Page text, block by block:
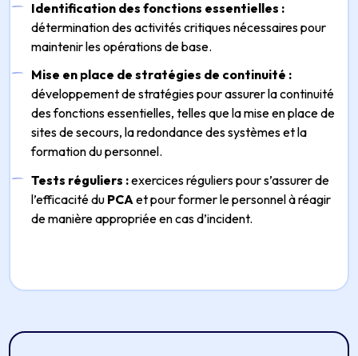
Identification des fonctions essentielles :
détermination des activités critiques nécessaires pour
maintenir les opérations de base.
Mise en place de stratégies de continuité :
développement de stratégies pour assurer la continuité
des fonctions essentielles, telles que la mise en place de
sites de secours, la redondance des systèmes et la
formation du personnel.
Tests réguliers :exercices réguliers pour s’assurer de
l’efficacité du PCA et pour former le personnel à réagir
de manière appropriée en cas d’incident.